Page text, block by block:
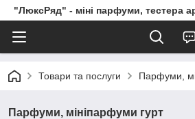
"ЛюксРяд" - міні парфуми, тестера
Товари та послуги Парфуми,
Парфуми, мініпарфуми гурт